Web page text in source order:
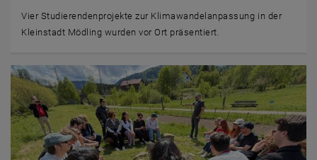
Vier Studierendenprojekte zur Klimawandelanpassung in der
Kleinstadt Mödling wurden vor Ort präsentiert.